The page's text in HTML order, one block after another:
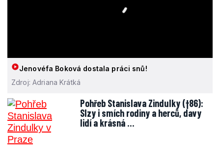
Jenovéfa Boková dostala práci snů!
Zdroj: Adriana Krátká
Pohřeb Stanislava Zindulky (†86):
Slzy i smích rodiny a herců, davy
lidí a krásná …